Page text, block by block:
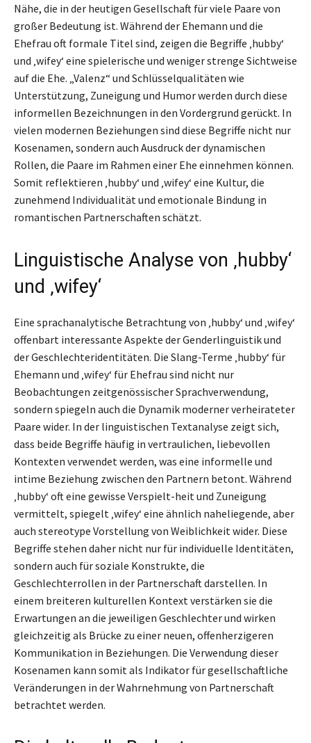
Nähe, die in der heutigen Gesellschaft für viele Paare von
großer Bedeutung ist. Während der Ehemann und die
Ehefrau oft formale Titel sind, zeigen die Begriffe ‚hubby‘
und ‚wifey‘ eine spielerische und weniger strenge Sichtweise
auf die Ehe. „Valenz“ und Schlüsselqualitäten wie
Unterstützung, Zuneigung und Humor werden durch diese
informellen Bezeichnungen in den Vordergrund gerückt. In
vielen modernen Beziehungen sind diese Begriffe nicht nur
Kosenamen, sondern auch Ausdruck der dynamischen
Rollen, die Paare im Rahmen einer Ehe einnehmen können.
Somit reflektieren ‚hubby‘ und ‚wifey‘ eine Kultur, die
zunehmend Individualität und emotionale Bindung in
romantischen Partnerschaften schätzt.
Linguistische Analyse von ‚hubby‘
und ‚wifey‘
Eine sprachanalytische Betrachtung von ‚hubby‘ und ‚wifey‘
offenbart interessante Aspekte der Genderlinguistik und
der Geschlechteridentitäten. Die Slang-Terme ‚hubby‘ für
Ehemann und ‚wifey‘ für Ehefrau sind nicht nur
Beobachtungen zeitgenössischer Sprachverwendung,
sondern spiegeln auch die Dynamik moderner verheirateter
Paare wider. In der linguistischen Textanalyse zeigt sich,
dass beide Begriffe häufig in vertraulichen, liebevollen
Kontexten verwendet werden, was eine informelle und
intime Beziehung zwischen den Partnern betont. Während
‚hubby‘ oft eine gewisse Verspielt-heit und Zuneigung
vermittelt, spiegelt ‚wifey‘ eine ähnlich naheliegende, aber
auch stereotype Vorstellung von Weiblichkeit wider. Diese
Begriffe stehen daher nicht nur für individuelle Identitäten,
sondern auch für soziale Konstrukte, die
Geschlechterrollen in der Partnerschaft darstellen. In
einem breiteren kulturellen Kontext verstärken sie die
Erwartungen an die jeweiligen Geschlechter und wirken
gleichzeitig als Brücke zu einer neuen, offenherzigeren
Kommunikation in Beziehungen. Die Verwendung dieser
Kosenamen kann somit als Indikator für gesellschaftliche
Veränderungen in der Wahrnehmung von Partnerschaft
betrachtet werden.